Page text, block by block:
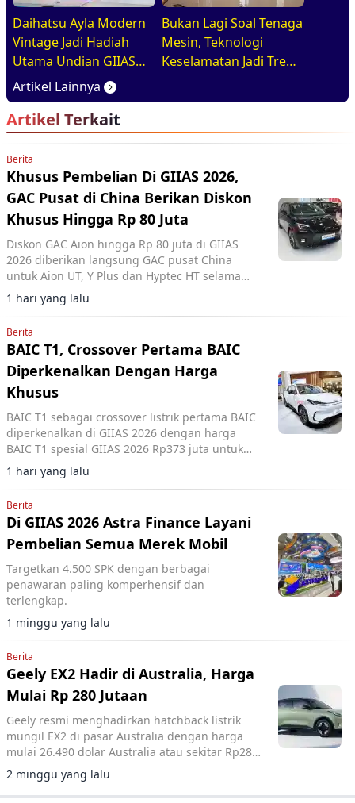
Daihatsu Ayla Modern
Vintage Jadi Hadiah
Utama Undian GIIAS
2026, Basisnya Varian
Terlaris
Bukan Lagi Soal Tenaga
Mesin, Teknologi
Keselamatan Jadi Tren
Artikel Lainnya
Artikel Terkait
Berita
Khusus Pembelian Di GIIAS 2026,
GAC Pusat di China Berikan Diskon
Khusus Hingga Rp 80 Juta
Diskon GAC Aion hingga Rp 80 juta di GIIAS
2026 diberikan langsung GAC pusat China
untuk Aion UT, Y Plus dan Hyptec HT selama
pameran berlangsung.
1 hari yang lalu
Berita
BAIC T1, Crossover Pertama BAIC
Diperkenalkan Dengan Harga
Khusus
BAIC T1 sebagai crossover listrik pertama BAIC
diperkenalkan di GIIAS 2026 dengan harga
BAIC T1 spesial GIIAS 2026 Rp373 juta untuk
1.000 unit pertama.
1 hari yang lalu
Berita
Di GIIAS 2026 Astra Finance Layani
Pembelian Semua Merek Mobil
Targetkan 4.500 SPK dengan berbagai
penawaran paling komperhensif dan
terlengkap.
1 minggu yang lalu
Berita
Geely EX2 Hadir di Australia, Harga
Mulai Rp 280 Jutaan
Geely resmi menghadirkan hatchback listrik
mungil EX2 di pasar Australia dengan harga
mulai 26.490 dolar Australia atau sekitar Rp280
jutaan.
2 minggu yang lalu